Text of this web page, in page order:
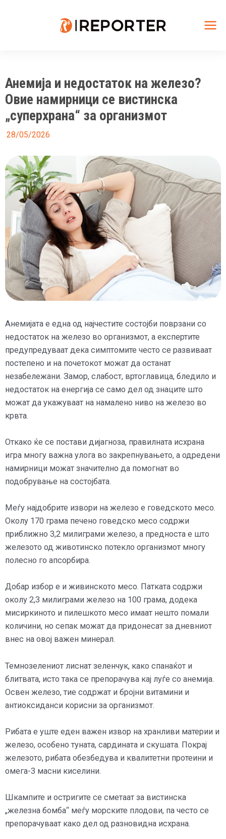
Анемија и недостаток на железо?
Овие намирници се вистинска
„суперхрана“ за организмот
28/05/2026
Анемијата е една од најчестите состојби поврзани со
недостаток на железо во организмот, а експертите
предупредуваат дека симптомите често се развиваат
постепено и на почетокот можат да останат
незабележани. Замор, слабост, вртоглавица, бледило и
недостаток на енергија се само дел од знаците што
можат да укажуваат на намалено ниво на железо во
крвта.
Откако ќе се постави дијагноза, правилната исхрана
игра многу важна улога во закрепнувањето, а одредени
намирници можат значително да помогнат во
подобрување на состојбата.
Меѓу најдобрите извори на железо е говедското месо.
Околу 170 грама печено говедско месо содржи
приближно 3,2 милиграми железо, а предноста е што
железото од животинско потекло организмот многу
полесно го апсорбира.
Добар избор е и живинското месо. Патката содржи
околу 2,3 милиграми железо на 100 грама, додека
мисиркиното и пилешкото месо имаат нешто помали
количини, но сепак можат да придонесат за дневниот
внес на овој важен минерал.
Темнозелениот лиснат зеленчук, како спанаќот и
блитвата, исто така се препорачува кај луѓе со анемија.
Освен железо, тие содржат и бројни витамини и
антиоксиданси корисни за организмот.
Рибата е уште еден важен извор на хранливи материи и
железо, особено туната, сардината и скушата. Покрај
железото, рибата обезбедува и квалитетни протеини и
омега-3 масни киселини.
Шкампите и остригите се сметаат за вистинска
„железна бомба“ меѓу морските плодови, па често се
препорачуваат како дел од разновидна исхрана.